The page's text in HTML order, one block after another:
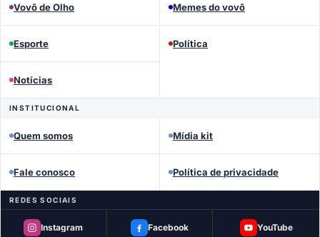
Vovô de Olho Memes do vovô
Esporte Política
Notícias
INSTITUCIONAL
Quem somos Mídia kit
Fale conosco Política de privacidade
REDES SOCIAIS
Instagram Facebook YouTube
MEMES DO VOVÔ
Fofoqueiro desde criança
Importante